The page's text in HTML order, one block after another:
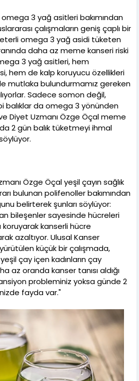
omega 3 yağ asitleri bakımından
çalışmaların geniş çaplı bir
omega 3 yağ asidi tüketen
daha az meme kanseri riski
3 yağ asitleri, hem
hem de kalp koruyucu özellikleri
mutlaka bulundurmamız gereken
Sadece somon değil,
balıklar da omega 3 yönünden
Diyet Uzmanı Özge Öçal meme
2 gün balık tüketmeyi ihmal
Özge Öçal yeşil çayın sağlık
bulunan polifenoller bakımından
belirterek şunları söylüyor:
bileşenler sayesinde hücreleri
kanserli hücre
azaltıyor. Ulusal Kanser
küçük bir çalışmada,
çay içen kadınların çay
az oranda kanser tanısı aldığı
probleminiz yoksa günde 2
fayda var."